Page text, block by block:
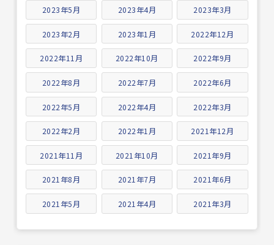
2023年5月 2023年4月 2023年3月
2023年2月 2023年1月 2022年12月
2022年11月 2022年10月 2022年9月
2022年8月 2022年7月 2022年6月
2022年5月 2022年4月 2022年3月
2022年2月 2022年1月 2021年12月
2021年11月 2021年10月 2021年9月
2021年8月 2021年7月 2021年6月
2021年5月 2021年4月 2021年3月